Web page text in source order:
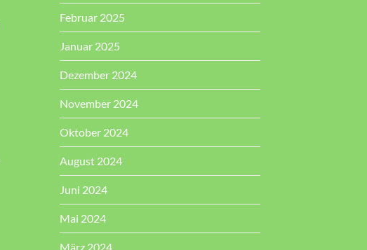
Februar 2025
Januar 2025
Dezember 2024
November 2024
Oktober 2024
August 2024
Juni 2024
Mai 2024
März 2024